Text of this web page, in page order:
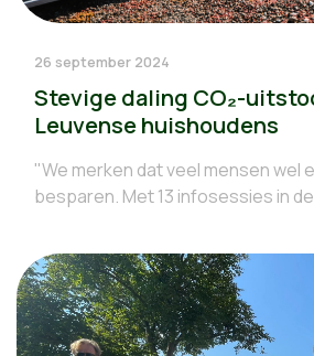
26 september 2024
Stevige daling CO₂-
Leuvense huishoudens
"We merken dat veel mensen wel
besparen. Met 13 infosessies in